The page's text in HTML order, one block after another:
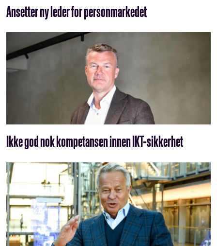
Ansetter ny leder for personmarkedet
Ikke god nok kompetansen innen IKT-sikkerhet